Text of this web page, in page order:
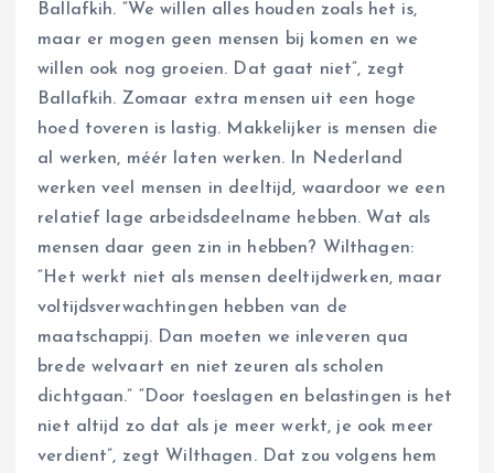
Ballafkih. “We willen alles houden zoals het is,
maar er mogen geen mensen bij komen en we
willen ook nog groeien. Dat gaat niet”, zegt
Ballafkih. Zomaar extra mensen uit een hoge
hoed toveren is lastig. Makkelijker is mensen die
al werken, méér laten werken. In Nederland
werken veel mensen in deeltijd, waardoor we een
relatief lage arbeidsdeelname hebben. Wat als
mensen daar geen zin in hebben? Wilthagen:
“Het werkt niet als mensen deeltijdwerken, maar
voltijdsverwachtingen hebben van de
maatschappij. Dan moeten we inleveren qua
brede welvaart en niet zeuren als scholen
dichtgaan.” “Door toeslagen en belastingen is het
niet altijd zo dat als je meer werkt, je ook meer
verdient”, zegt Wilthagen. Dat zou volgens hem